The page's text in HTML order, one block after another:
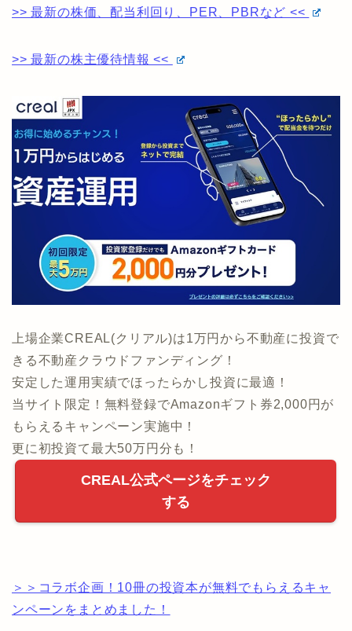
>> 最新の株価、配当利回り、PER、PBRなど <<
>> 最新の株主優待情報 <<
上場企業CREAL(クリアル)は1万円から不動産に投資で
きる不動産クラウドファンディング！
安定した運用実績でほったらかし投資に最適！
当サイト限定！無料登録でAmazonギフト券2,000円が
もらえるキャンペーン実施中！
更に初投資て最大50万円分も！
CREAL公式ページをチェック
する
＞＞コラボ企画！10冊の投資本が無料でもらえるキャ
ンペーンをまとめました！